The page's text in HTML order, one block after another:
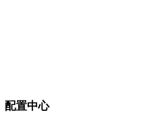
配置中心